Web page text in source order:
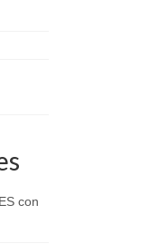
con